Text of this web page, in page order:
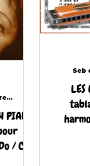
/ C
Seb d'harmonica tablatures.com
LES